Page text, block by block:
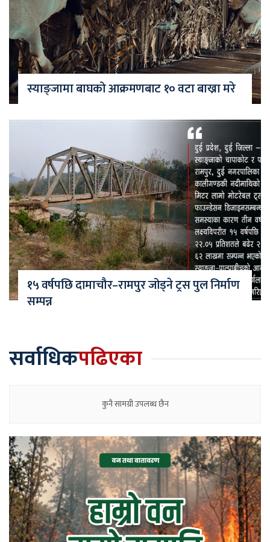
स्याङ्जामा बाघको आक्रमणबाट १० वटा बाख्रा मरे
१५ वर्षपछि दामाचौर–रामपुर जोड्ने ट्रस पुल निर्माण
सम्पन्न
सर्वाधिकपढिएका
कुनै सामग्री उपलब्ध छैन